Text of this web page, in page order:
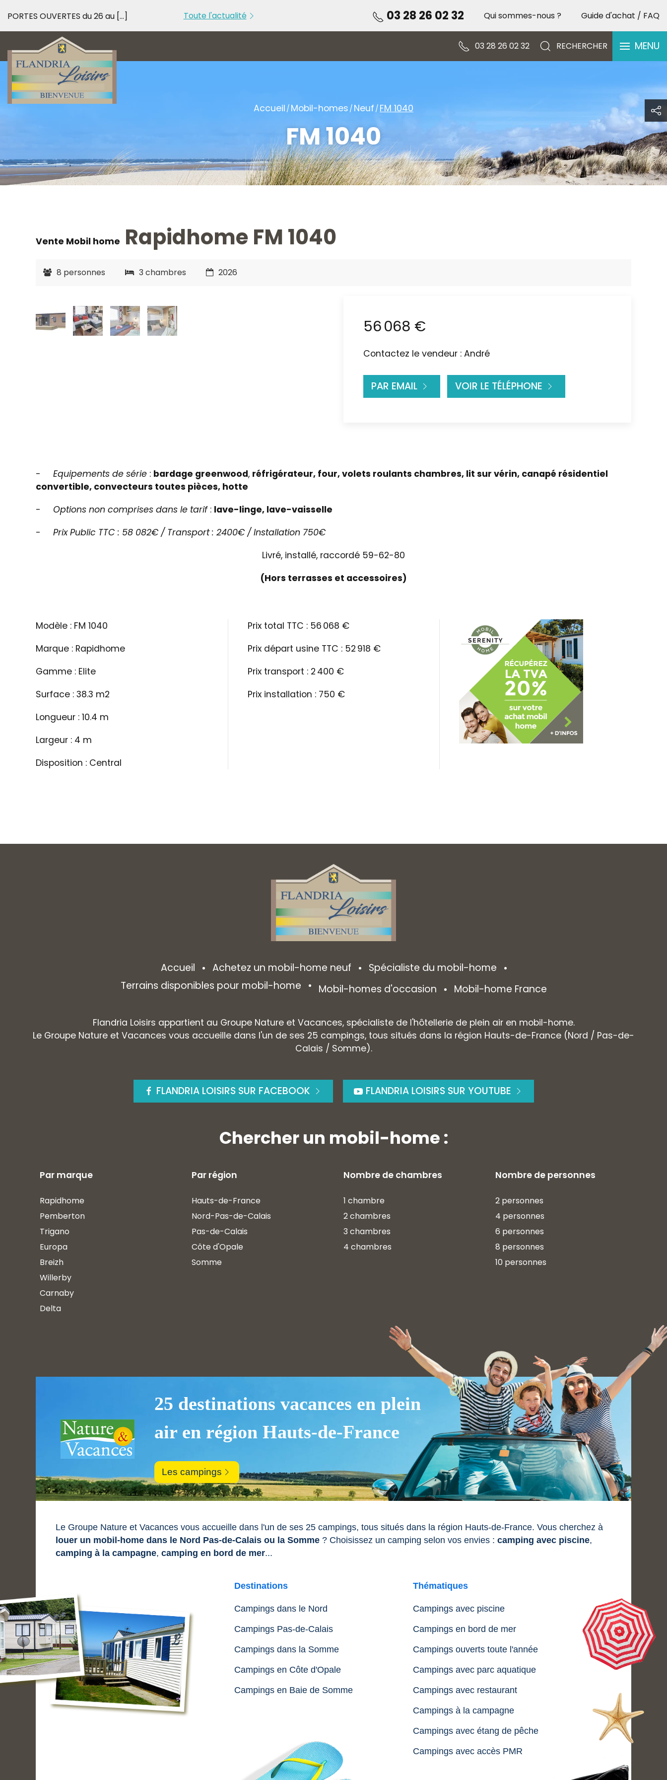
PORTES OUVERTES du 26 au [...] PORTES OUVERTES du 05 au [...] PORTES OUVERTES du 22 au [...] Spécial Occasion – Vente [...] PORTES
Toute l'actualité 03 28 26 02 32 Qui sommes-nous ? Guide d'achat / FAQ
03 28 26 02 32 RECHERCHER MENU
Accueil Mobil-homes Neuf FM 1040
FM 1040
Vente Mobil home Rapidhome FM 1040
8 personnes 3 chambres 2026
56 068 €
Contactez le vendeur : André
PAR EMAIL VOIR LE TÉLÉPHONE
- Equipements de série : bardage greenwood, réfrigérateur, four, volets roulants chambres, lit sur vérin, canapé résidentiel
convertible, convecteurs toutes pièces, hotte
- Options non comprises dans le tarif: lave-linge, lave-vaisselle
- Prix Public TTC : 58 082€ / Transport : 2400€ / Installation 750€
Livré, installé, raccordé 59-62-80
(Hors terrasses et accessoires)
Modèle : FM 1040
Marque : Rapidhome
Gamme : Elite
Surface : 38.3 m2
Longueur : 10.4 m
Largeur : 4 m
Disposition : Central
Prix total TTC : 56 068 €
Prix départ usine TTC : 52 918 €
Prix transport : 2 400 €
Prix installation : 750 €
Accueil Achetez un mobil-home neuf
Spécialiste du mobil-home
Terrains disponibles pour mobil-home
Mobil-homes d'occasion Mobil-home France
Flandria Loisirs appartient au Groupe Nature et Vacances, spécialiste de l'hôtellerie de plein air en mobil-home.
Le Groupe Nature et Vacances vous accueille dans l'un de ses 25 campings, tous situés dans la région Hauts-de-France (Nord / Pas-de-
Calais / Somme).
FLANDRIA LOISIRS SUR FACEBOOK FLANDRIA LOISIRS SUR YOUTUBE
Chercher un mobil-home :
Par marque
Rapidhome
Pemberton
Trigano
Europa
Breizh
Willerby
Carnaby
Delta
Par région
Hauts-de-France
Nord-Pas-de-Calais
Pas-de-Calais
Côte d'Opale
Somme
Nombre de chambres
1 chambre
2 chambres
3 chambres
4 chambres
Nombre de personnes
2 personnes
4 personnes
6 personnes
8 personnes
10 personnes
25 destinations vacances en plein
air en région Hauts-de-France
Les campings
Le Groupe Nature et Vacances vous accueille dans l'un de ses 25 campings, tous situés dans la région Hauts-de-France. Vous cherchez à
louer un mobil-home dans le Nord Pas-de-Calais ou la Somme ? Choisissez un camping selon vos envies : camping avec piscine,
camping à la campagne, camping en bord de mer...
Destinations
Campings dans le Nord
Campings Pas-de-Calais
Campings dans la Somme
Campings en Côte d'Opale
Campings en Baie de Somme
Thématiques
Campings avec piscine
Campings en bord de mer
Campings ouverts toute l'année
Campings avec parc aquatique
Campings avec restaurant
Campings à la campagne
Campings avec étang de pêche
Campings avec accès PMR